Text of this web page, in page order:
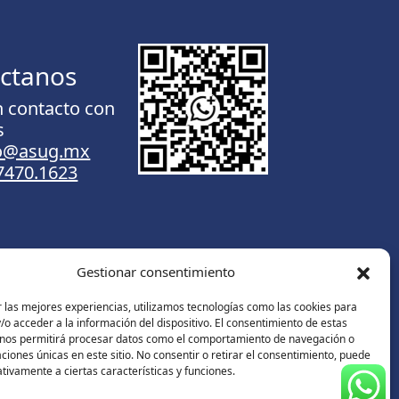
Gestionar consentimiento
las mejores experiencias, utilizamos tecnologías como las cookies para
acceder a la información del dispositivo. El consentimiento de estas
permitirá procesar datos como el comportamiento de navegación o
únicas en este sitio. No consentir o retirar el consentimiento, puede
a ciertas características y funciones.
contacto con
Contáctanos